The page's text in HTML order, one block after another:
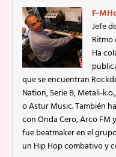
F-
Jefe
Ritmo
Ha
que se encuentran
Nation, Serie B, Metali-
o Astur Music. También
con Onda Cero, Arco FM
fue beatmaker en el
un Hip Hop combativo y